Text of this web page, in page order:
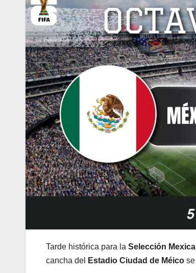
Tarde histórica para la Selección
cancha del
Estadio Ciudad de Méico